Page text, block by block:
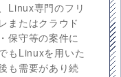
Linux専門のフリ
またはクラウド
保守等の案件に
もLinuxを用いた
も需要があり続